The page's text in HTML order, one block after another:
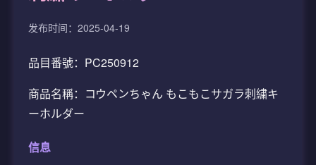
发布时间：2025-04-19
品目番號：PC250912
商品名稱：コウペンちゃん もこもこサガラ刺繍キ
ーホルダー
信息